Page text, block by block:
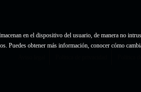
en el dispositivo del usuario, de manera no
Puedes obtener más información, conocer cómo
Contacto Declaración de